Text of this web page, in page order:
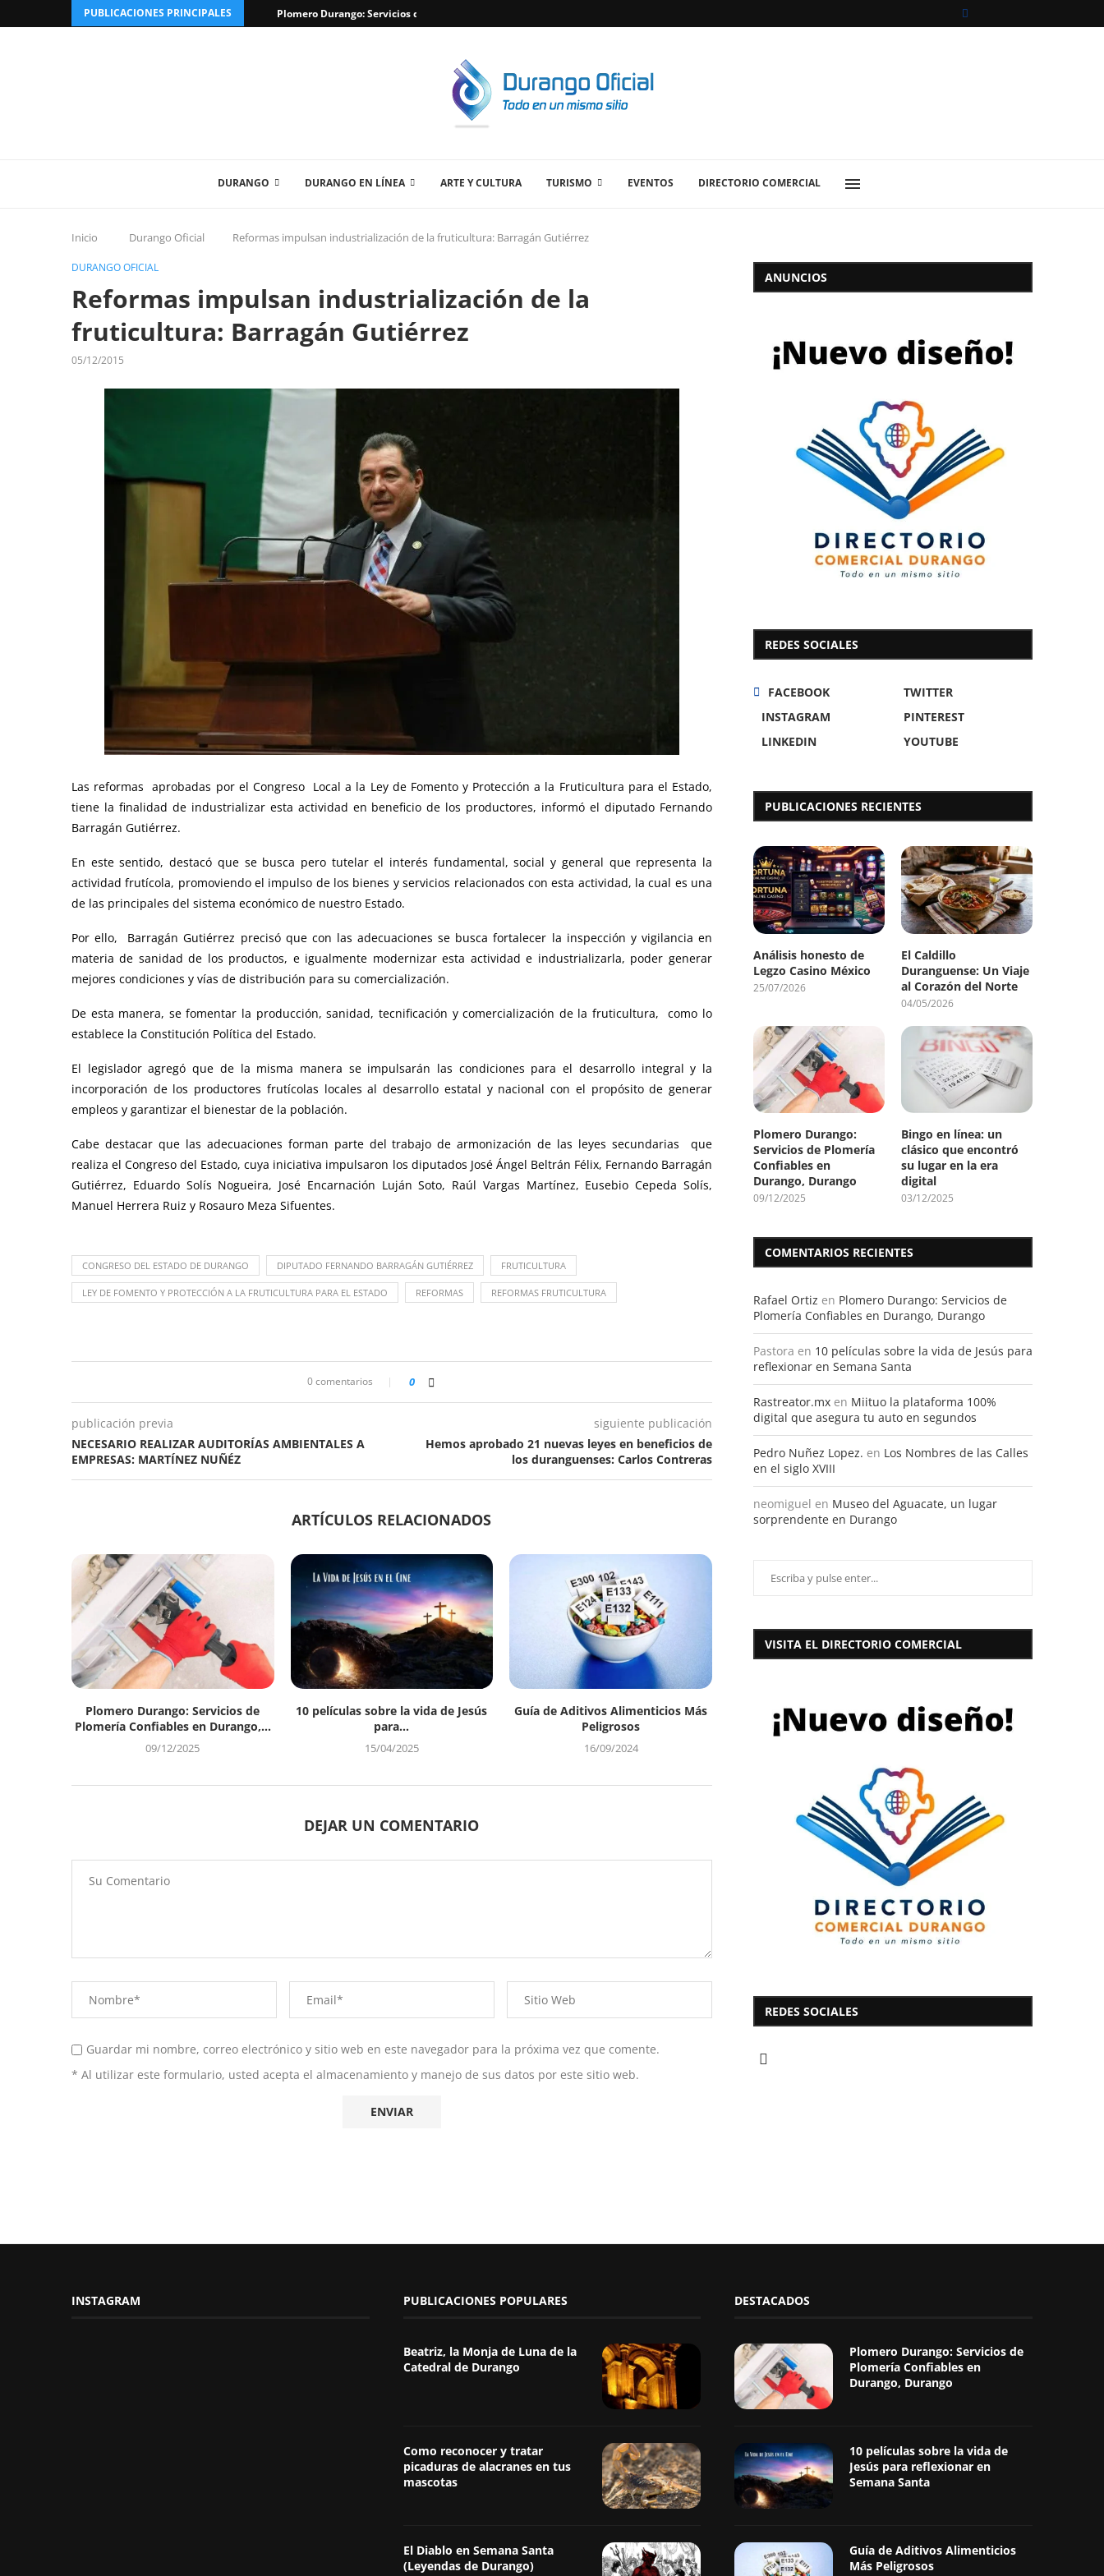
PUBLICACIONES PRINCIPALES Plomero Durango: Servicios de Plomería Confiables en Durango,...
DURANGO DURANGO EN LÍNEA ARTE Y CULTURA TURISMO EVENTOS DIRECTORIO COMERCIAL
Inicio Durango Oficial Reformas impulsan industrialización de la fruticultura: Barragán Gutiérrez
DURANGO OFICIAL
Reformas impulsan industrialización de la
fruticultura: Barragán Gutiérrez
05/12/2015
Las reformas aprobadas por el Congreso Local a la Ley de Fomento y Protección a la Fruticultura para el Estado,
tiene la finalidad de industrializar esta actividad en beneficio de los productores, informó el diputado Fernando
Barragán Gutiérrez.
En este sentido, destacó que se busca pero tutelar el interés fundamental, social y general que representa la
actividad frutícola, promoviendo el impulso de los bienes y servicios relacionados con esta actividad, la cual es una
de las principales del sistema económico de nuestro Estado.
Por ello, Barragán Gutiérrez precisó que con las adecuaciones se busca fortalecer la inspección y vigilancia en
materia de sanidad de los productos, e igualmente modernizar esta actividad e industrializarla, poder generar
mejores condiciones y vías de distribución para su comercialización.
De esta manera, se fomentar la producción, sanidad, tecnificación y comercialización de la fruticultura, como lo
establece la Constitución Política del Estado.
El legislador agregó que de la misma manera se impulsarán las condiciones para el desarrollo integral y la
incorporación de los productores frutícolas locales al desarrollo estatal y nacional con el propósito de generar
empleos y garantizar el bienestar de la población.
Cabe destacar que las adecuaciones forman parte del trabajo de armonización de las leyes secundarias que
realiza el Congreso del Estado, cuya iniciativa impulsaron los diputados José Ángel Beltrán Félix, Fernando Barragán
Gutiérrez, Eduardo Solís Nogueira, José Encarnación Luján Soto, Raúl Vargas Martínez, Eusebio Cepeda Solís,
Manuel Herrera Ruiz y Rosauro Meza Sifuentes.
CONGRESO DEL ESTADO DE DURANGO DIPUTADO FERNANDO BARRAGÁN GUTIÉRREZ FRUTICULTURA
LEY DE FOMENTO Y PROTECCIÓN A LA FRUTICULTURA PARA EL ESTADO REFORMAS REFORMAS FRUTICULTURA
0 comentarios 0
publicación previa
NECESARIO REALIZAR AUDITORÍAS AMBIENTALES A
EMPRESAS: MARTÍNEZ NUÑÉZ
siguiente publicación
Hemos aprobado 21 nuevas leyes en beneficios de
los duranguenses: Carlos Contreras
ARTÍCULOS RELACIONADOS
Plomero Durango: Servicios de
Plomería Confiables en Durango,...
09/12/2025
10 películas sobre la vida de Jesús
para...
15/04/2025
Guía de Aditivos Alimenticios Más
Peligrosos
16/09/2024
DEJAR UN COMENTARIO
Guardar mi nombre, correo electrónico y sitio web en este navegador para la próxima vez que comente.
* Al utilizar este formulario, usted acepta el almacenamiento y manejo de sus datos por este sitio web.
ANUNCIOS
REDES SOCIALES
FACEBOOK
TWITTER
INSTAGRAM
PINTEREST
LINKEDIN
YOUTUBE
PUBLICACIONES RECIENTES
Análisis honesto de
Legzo Casino México
25/07/2026
El Caldillo
Duranguense: Un Viaje
al Corazón del Norte
04/05/2026
Plomero Durango:
Servicios de Plomería
Confiables en
Durango, Durango
09/12/2025
Bingo en línea: un
clásico que encontró
su lugar en la era
digital
03/12/2025
COMENTARIOS RECIENTES
Rafael Ortiz en Plomero Durango: Servicios de
Plomería Confiables en Durango, Durango
Pastora en 10 películas sobre la vida de Jesús para
reflexionar en Semana Santa
Rastreator.mx en Miituo la plataforma 100%
digital que asegura tu auto en segundos
Pedro Nuñez Lopez. en Los Nombres de las Calles
en el siglo XVIII
neomiguel en Museo del Aguacate, un lugar
sorprendente en Durango
VISITA EL DIRECTORIO COMERCIAL
REDES SOCIALES
INSTAGRAM PUBLICACIONES POPULARES
Beatriz, la Monja de Luna de la
Catedral de Durango
Como reconocer y tratar
picaduras de alacranes en tus
mascotas
El Diablo en Semana Santa
(Leyendas de Durango)
DESTACADOS
Plomero Durango: Servicios de
Plomería Confiables en
Durango, Durango
10 películas sobre la vida de
Jesús para reflexionar en
Semana Santa
Guía de Aditivos Alimenticios
Más Peligrosos